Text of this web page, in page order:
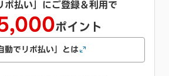
ング枠をご希望で
ポイント
キャッシングとは